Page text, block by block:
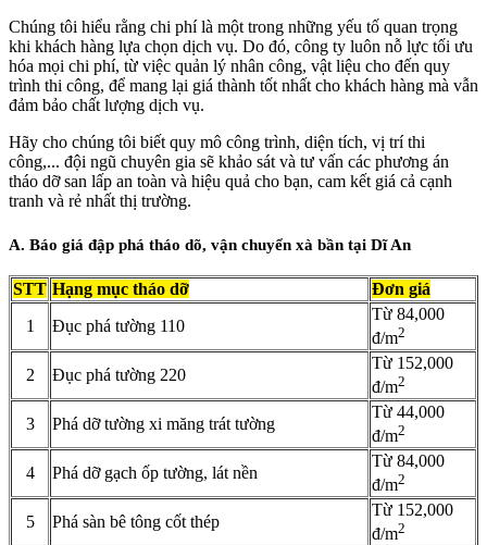
Chúng tôi hiểu rằng chi phí là một trong những yếu tố quan trọng
khi khách hàng lựa chọn dịch vụ. Do đó, công ty luôn nỗ lực tối ưu
hóa mọi chi phí, từ việc quản lý nhân công, vật liệu cho đến quy
trình thi công, để mang lại giá thành tốt nhất cho khách hàng mà vẫn
đảm bảo chất lượng dịch vụ.
Hãy cho chúng tôi biết quy mô công trình, diện tích, vị trí thi
công,... đội ngũ chuyên gia sẽ khảo sát và tư vấn các phương án
tháo dỡ san lấp an toàn và hiệu quả cho bạn, cam kết giá cả cạnh
tranh và rẻ nhất thị trường.
A. Báo giá đập phá tháo dõ, vận chuyển xà bần tại Dĩ An
STT Hạng mục tháo dỡ
Đơn giá
1
Đục phá tường 110
Từ 84,000
đ/m2
2 Đục phá tường 220
Từ 152,000
đ/m2
3 Phá dỡ tường xi măng trát tường
Từ 44,000
đ/m2
4 Phá dỡ gạch ốp tường, lát nền
Từ 84,000
đ/m2
5 Phá sàn bê tông cốt thép
Từ 152,000
đ/m2